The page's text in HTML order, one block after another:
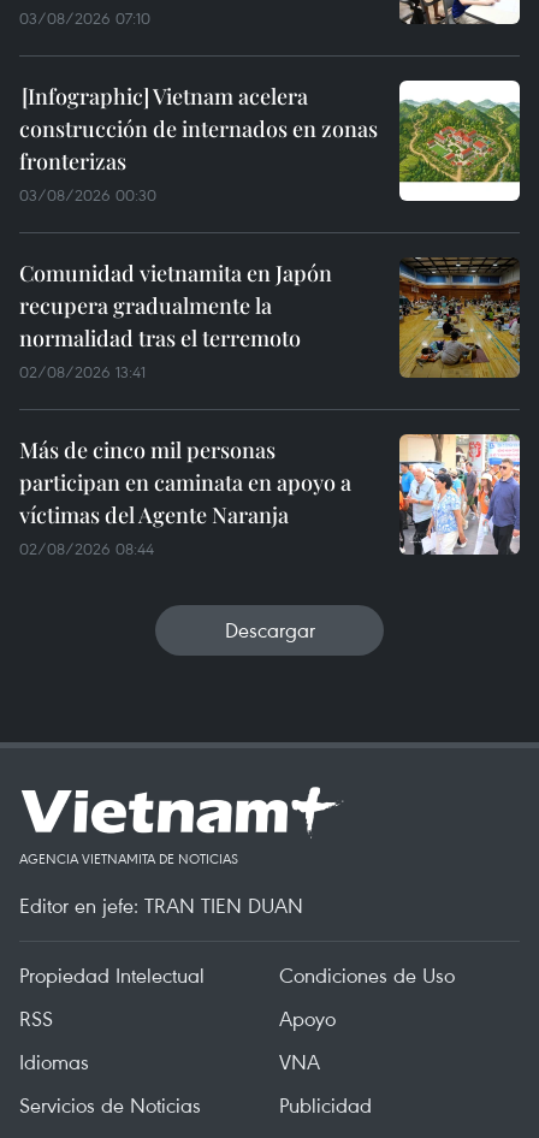
03/08/2026 07:10
Vietnam acelera
construcción de internados en zonas
fronterizas
03/08/2026 00:30
Comunidad vietnamita en Japón
recupera gradualmente la
normalidad tras el terremoto
02/08/2026 13:41
Más de cinco mil personas
participan en caminata en apoyo a
víctimas del Agente Naranja
02/08/2026 08:44
Descargar
AGENCIA VIETNAMITA DE NOTICIAS
Editor en jefe: TRAN TIEN DUAN
Propiedad Intelectual
Condiciones de Uso
RSS
Apoyo
Idiomas
VNA
Servicios de Noticias
Publicidad